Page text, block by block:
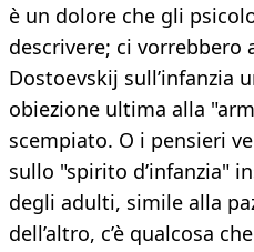
è un dolore che gli
descrivere; ci vorrebbero
Dostoevskij sull’infanzia
obiezione ultima alla
scempiato. O i pensieri
sullo "spirito d’infanzia"
degli adulti, simile alla
dell’altro, c’è qualcosa